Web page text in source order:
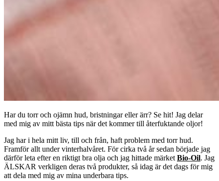
Har du torr och ojämn hud, bristningar eller ärr? Se hit! Jag delar
med mig av mitt bästa tips när det kommer till återfuktande oljor!
Jag har i hela mitt liv, till och från, haft problem med torr hud.
Framför allt under vinterhalvåret. För cirka två år sedan började jag
därför leta efter en riktigt bra olja och jag hittade märketBio-Oil. Jag
ÄLSKAR verkligen deras två produkter, så idag är det dags för mig
att dela med mig av mina underbara tips.